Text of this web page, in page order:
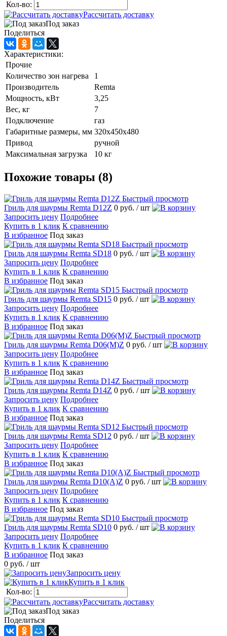
Кол-во:
Рассчитать доставку
Под заказ
Поделиться
Характеристики:
Прочие
Количество зон нагрева
1
Производитель
Remta
Мощность, кВт
3,25
Вес, кг
7
Подключение
газ
Габаритные размеры, мм 320х450х480
Привод
ручной
Максимальная загрузка
10 кг
Похожие товары (8)
Быстрый просмотр
Гриль для шаурмы Remta D12Z 0 руб. / шт
Запросить цену Подробнее
Купить в 1 клик К сравнению
В избранное Под заказ
Быстрый просмотр
Гриль для шаурмы Remta SD18 0 руб. / шт
Запросить цену Подробнее
Купить в 1 клик К сравнению
В избранное Под заказ
Быстрый просмотр
Гриль для шаурмы Remta SD15 0 руб. / шт
Запросить цену Подробнее
Купить в 1 клик К сравнению
В избранное Под заказ
Быстрый просмотр
Гриль для шаурмы Remta D06(М)Z 0 руб. / шт
Запросить цену Подробнее
Купить в 1 клик К сравнению
В избранное Под заказ
Быстрый просмотр
Гриль для шаурмы Remta D14Z 0 руб. / шт
Запросить цену Подробнее
Купить в 1 клик К сравнению
В избранное Под заказ
Быстрый просмотр
Гриль для шаурмы Remta SD12 0 руб. / шт
Запросить цену Подробнее
Купить в 1 клик К сравнению
В избранное Под заказ
Быстрый просмотр
Гриль для шаурмы Remta D10(А)Z 0 руб. / шт
Запросить цену Подробнее
Купить в 1 клик К сравнению
В избранное Под заказ
Быстрый просмотр
Гриль для шаурмы Remta SD10 0 руб. / шт
Запросить цену Подробнее
Купить в 1 клик К сравнению
В избранное Под заказ
0 руб. / шт
Запросить цену
Купить в 1 клик
Кол-во:
Рассчитать доставку
Под заказ
Поделиться